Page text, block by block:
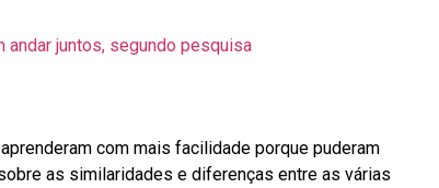
juntos, segundo pesquisa
com mais facilidade porque puderam
as similaridades e diferenças entre as várias